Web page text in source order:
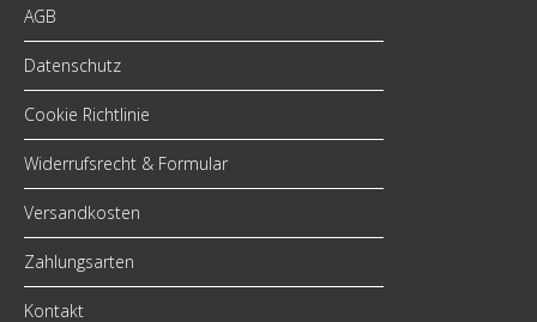
AGB
Datenschutz
Cookie Richtlinie
Widerrufsrecht & Formular
Versandkosten
Zahlungsarten
Kontakt